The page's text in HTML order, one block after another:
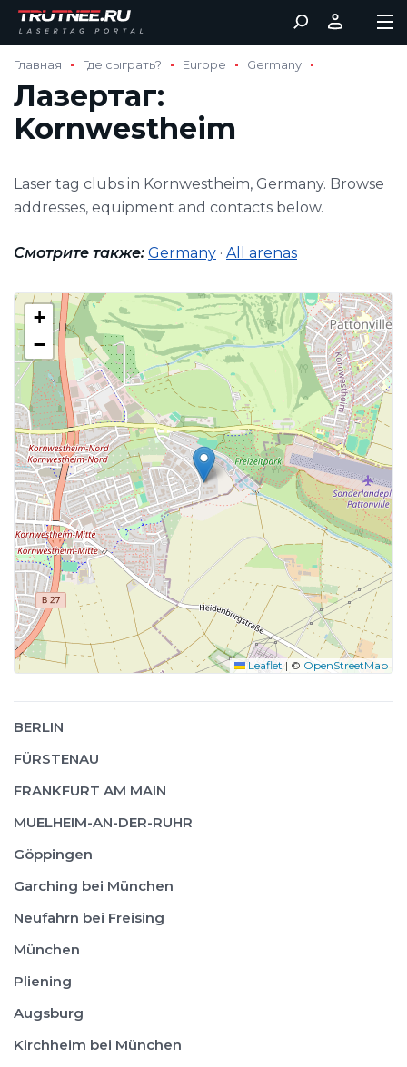
Главная Где сыграть? Europe Germany
Лазертаг:
Kornwestheim
Laser tag clubs in Kornwestheim, Germany. Browse
addresses, equipment and contacts below.
Смотрите также: Germany · All arenas
+
−
Leaflet | © OpenStreetMap
BERLIN
FÜRSTENAU
FRANKFURT AM MAIN
MUELHEIM-AN-DER-RUHR
Göppingen
Garching bei München
Neufahrn bei Freising
München
Pliening
Augsburg
Kirchheim bei München